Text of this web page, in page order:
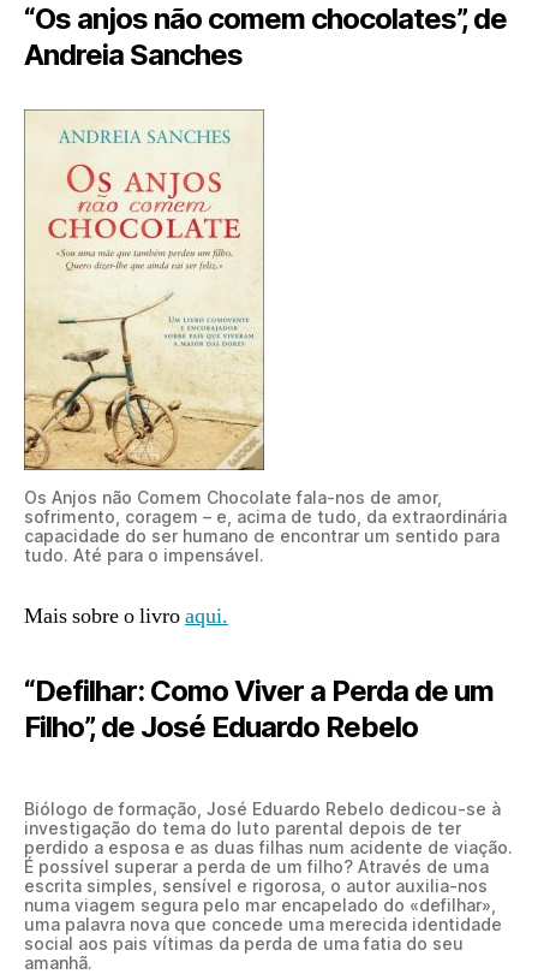
“Os anjos não comem chocolates”, de
Andreia Sanches
Os Anjos não Comem Chocolate fala-nos de amor,
sofrimento, coragem – e, acima de tudo, da extraordinária
capacidade do ser humano de encontrar um sentido para
tudo. Até para o impensável.
Mais sobre o livroaqui.
“Defilhar: Como Viver a Perda de um
Filho”, de José Eduardo Rebelo
Biólogo de formação, José Eduardo Rebelo dedicou-se à
investigação do tema do luto parental depois de ter
perdido a esposa e as duas filhas num acidente de viação.
É possível superar a perda de um filho? Através de uma
escrita simples, sensível e rigorosa, o autor auxilia-nos
numa viagem segura pelo mar encapelado do «defilhar»,
uma palavra nova que concede uma merecida identidade
social aos pais vítimas da perda de uma fatia do seu
amanhã.